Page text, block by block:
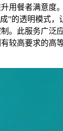
用餐者满意度
”的透明模式
。此服务广泛
较高要求的高